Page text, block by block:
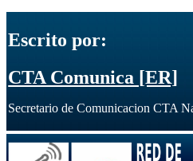
Escrito por:
CTA Comunica [ER]
Secretario de Comunicacion CTA